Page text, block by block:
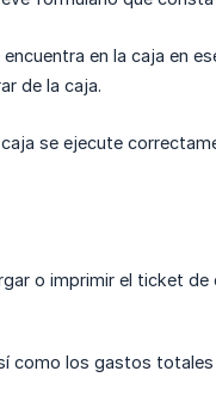
en la caja en
de la caja.
se ejecute
o imprimir el ticket
como los gastos